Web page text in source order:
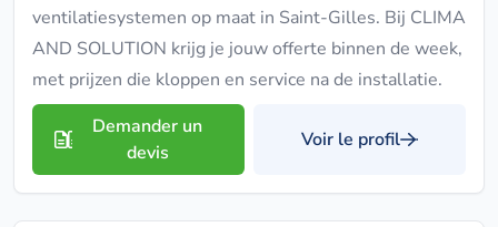
ventilatiesystemen op maat in Saint-Gilles. Bij CLIMA
AND SOLUTION krijg je jouw offerte binnen de week,
met prijzen die kloppen en service na de installatie.
Demander un
devis
Voir le profil